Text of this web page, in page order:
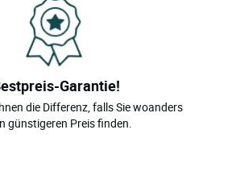
Garantie!
die Differenz, falls Sie woanders
günstigeren Preis finden.